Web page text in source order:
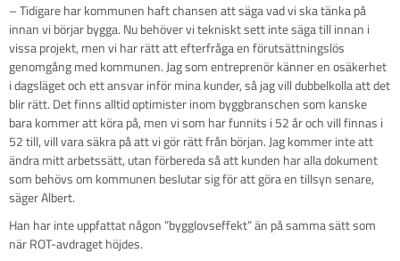
– Tidigare har kommunen haft chansen att säga vad vi ska tänka på
innan vi börjar bygga. Nu behöver vi tekniskt sett inte säga till innan i
vissa projekt, men vi har rätt att efterfråga en förutsättningslös
genomgång med kommunen. Jag som entreprenör känner en osäkerhet
i dagsläget och ett ansvar inför mina kunder, så jag vill dubbelkolla att det
blir rätt. Det finns alltid optimister inom byggbranschen som kanske
bara kommer att köra på, men vi som har funnits i 52 år och vill finnas i
52 till, vill vara säkra på att vi gör rätt från början. Jag kommer inte att
ändra mitt arbetssätt, utan förbereda så att kunden har alla dokument
som behövs om kommunen beslutar sig för att göra en tillsyn senare,
säger Albert.
Han har inte uppfattat någon ”bygglovseffekt” än på samma sätt som
när ROT-avdraget höjdes.